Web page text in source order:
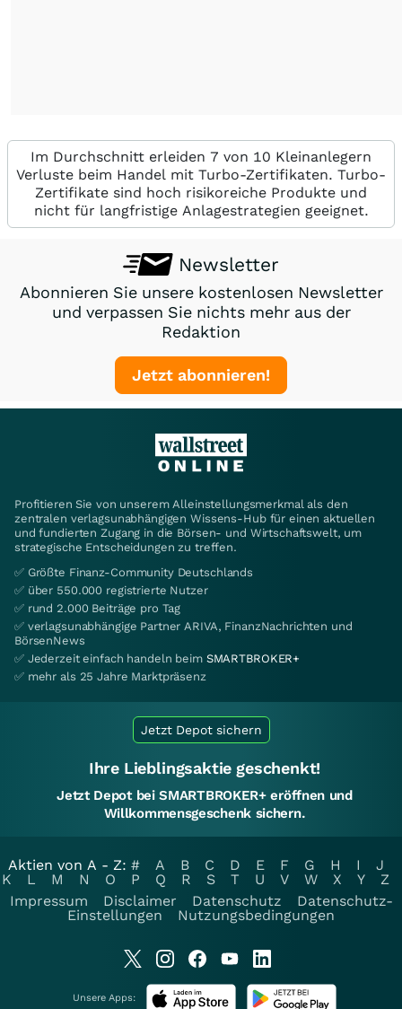
Im Durchschnitt erleiden 7 von 10 Kleinanlegern
Verluste beim Handel mit Turbo-Zertifikaten. Turbo-
Zertifikate sind hoch risikoreiche Produkte und
nicht für langfristige Anlagestrategien geeignet.
Newsletter
Abonnieren Sie unsere kostenlosen Newsletter
und verpassen Sie nichts mehr aus der
Redaktion
Jetzt abonnieren!
Profitieren Sie von unserem Alleinstellungsmerkmal als den
zentralen verlagsunabhängigen Wissens-Hub für einen aktuellen
und fundierten Zugang in die Börsen- und Wirtschaftswelt, um
strategische Entscheidungen zu treffen.
✅ Größte Finanz-Community Deutschlands
✅ über 550.000 registrierte Nutzer
✅ rund 2.000 Beiträge pro Tag
✅ verlagsunabhängige Partner ARIVA, FinanzNachrichten und
BörsenNews
✅ Jederzeit einfach handeln beim SMARTBROKER+
✅ mehr als 25 Jahre Marktpräsenz
Jetzt Depot sichern
Ihre Lieblingsaktie geschenkt!
Jetzt Depot bei SMARTBROKER+ eröffnen und
Willkommensgeschenk sichern.
Aktien von A - Z: # A B C D E F G H I
J
K
L M N O P Q R S T U V W X Y
Z
Impressum
Disclaimer Datenschutz
Datenschutz-
Einstellungen
Nutzungsbedingungen
Unsere Apps: